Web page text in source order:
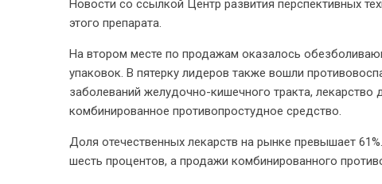
Новости со ссылкой Центр развития перспективных
этого препарата.
На втором месте по продажам оказалось
упаковок. В пятерку лидеров также вошли
заболеваний желудочно-кишечного тракта, лекарство
комбинированное противопростудное средство.
Доля отечественных лекарств на рынке превышает
шесть процентов, а продажи комбинированного